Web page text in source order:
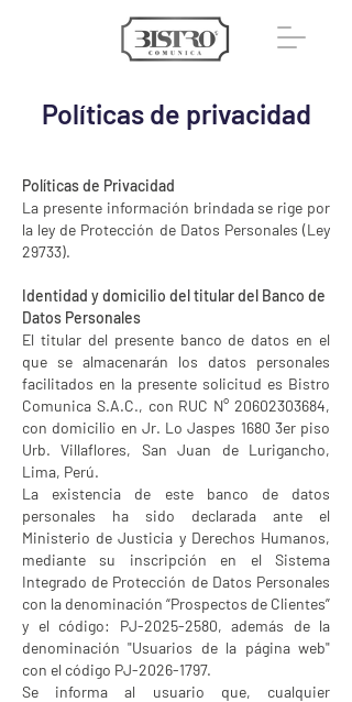
Políticas de privacidad
Políticas de Privacidad
La presente información brindada se rige por
la ley de Protección de Datos Personales (Ley
29733).
Identidad y domicilio del titular del Banco de
Datos Personales
El titular del presente banco de datos en el
que se almacenarán los datos personales
facilitados en la presente solicitud es Bistro
Comunica S.A.C., con RUC N° 20602303684,
con domicilio en Jr. Lo Jaspes 1680 3er piso
Urb. Villaflores, San Juan de Lurigancho,
Lima, Perú.
La existencia de este banco de datos
personales ha sido declarada ante el
Ministerio de Justicia y Derechos Humanos,
mediante su inscripción en el Sistema
Integrado de Protección de Datos Personales
con la denominación “Prospectos de Clientes”
y el código: PJ-2025-2580, además de la
denominación "Usuarios de la página web"
con el código PJ-2026-1797.
Se informa al usuario que, cualquier